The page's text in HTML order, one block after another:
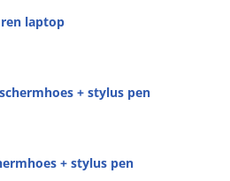
laptop
+ stylus pen
+ stylus pen